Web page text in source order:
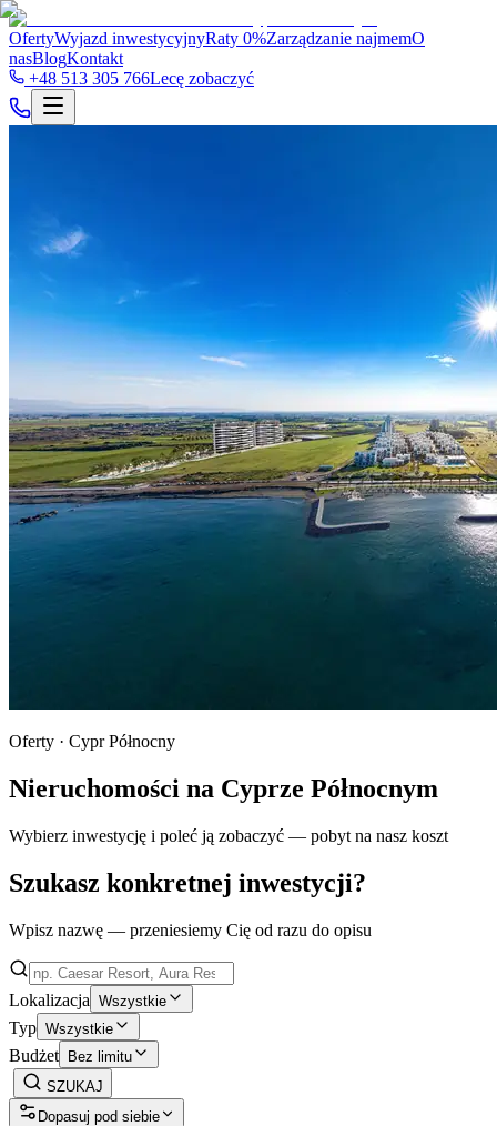
OfertyWyjazd inwestycyjnyRaty 0%Zarządzanie najmemO
nasBlogKontakt
+48 513 305 766Lecę zobaczyć
Oferty · Cypr Północny
Nieruchomości na Cyprze Północnym
Wybierz inwestycję i poleć ją zobaczyć — pobyt na nasz koszt
Szukasz konkretnej inwestycji?
Wpisz nazwę — przeniesiemy Cię od razu do opisu
Lokalizacja Wszystkie
Typ Wszystkie
Budżet Bez limitu
SZUKAJ
Dopasuj pod siebie